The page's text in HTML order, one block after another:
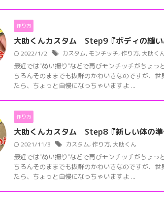
作り方
大助くんカスタム Step9『ボディの縫い
2022/1/2 カスタム, モンチッチ,作り方, 大助く
最近では"ぬい撮り"などで再びモンチッチがちょっ
ちろんそのままでも抜群のかわいさなのですが、
たら、ちょっと自慢になっちゃいますよ ...
作り方
大助くんカスタム Step8『新しい体の準
2021/11/3 カスタム,作り方, 大助くん
最近では"ぬい撮り"などで再びモンチッチがちょっ
ちろんそのままでも抜群のかわいさなのですが、
たら、ちょっと自慢になっちゃいますよ ...